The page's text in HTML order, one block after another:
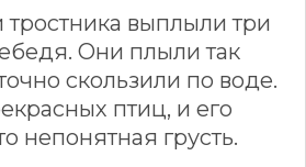
выплыли три
Они плыли так
скользили по воде.
птиц, и его
непонятная грусть.